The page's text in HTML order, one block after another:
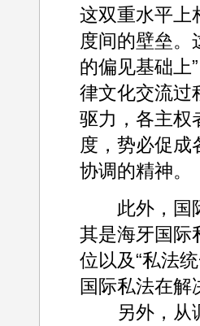
这双重水平上
度间的壁垒。
的偏见基础上
律文化交流过
驱力，各主权
度，势必促成
协调的精神。
此外，国际
其是海牙国际
位以及“私法
国际私法在解
另外，从调